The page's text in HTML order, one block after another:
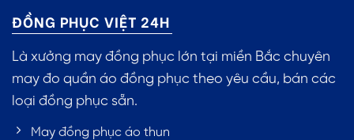
ĐỒNG PHỤC VIỆT 24H
Là xưởng may đồng phục lớn tại miền Bắc chuyên
may đo quần áo đồng phục theo yêu cầu, bán các
loại đồng phục sẵn.
May đồng phục áo thun